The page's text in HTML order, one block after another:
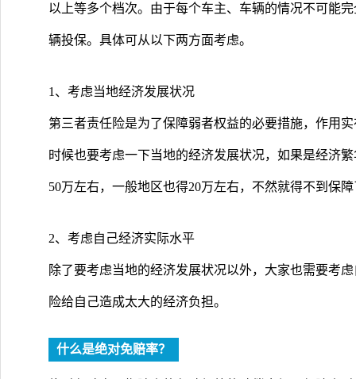
以上等多个档次。由于每个车主、车辆的情况不可能
辆投保。具体可从以下两方面考虑。
1、考虑当地经济发展状况
第三者责任险是为了保障弱者权益的必要措施，作用
时候也要考虑一下当地的经济发展状况，如果是经济
50万左右，一般地区也得20万左右，不然就得不到保
2、考虑自己经济实际水平
除了要考虑当地的经济发展状况以外，大家也需要考
险给自己造成太大的经济负担。
什么是绝对免赔率？